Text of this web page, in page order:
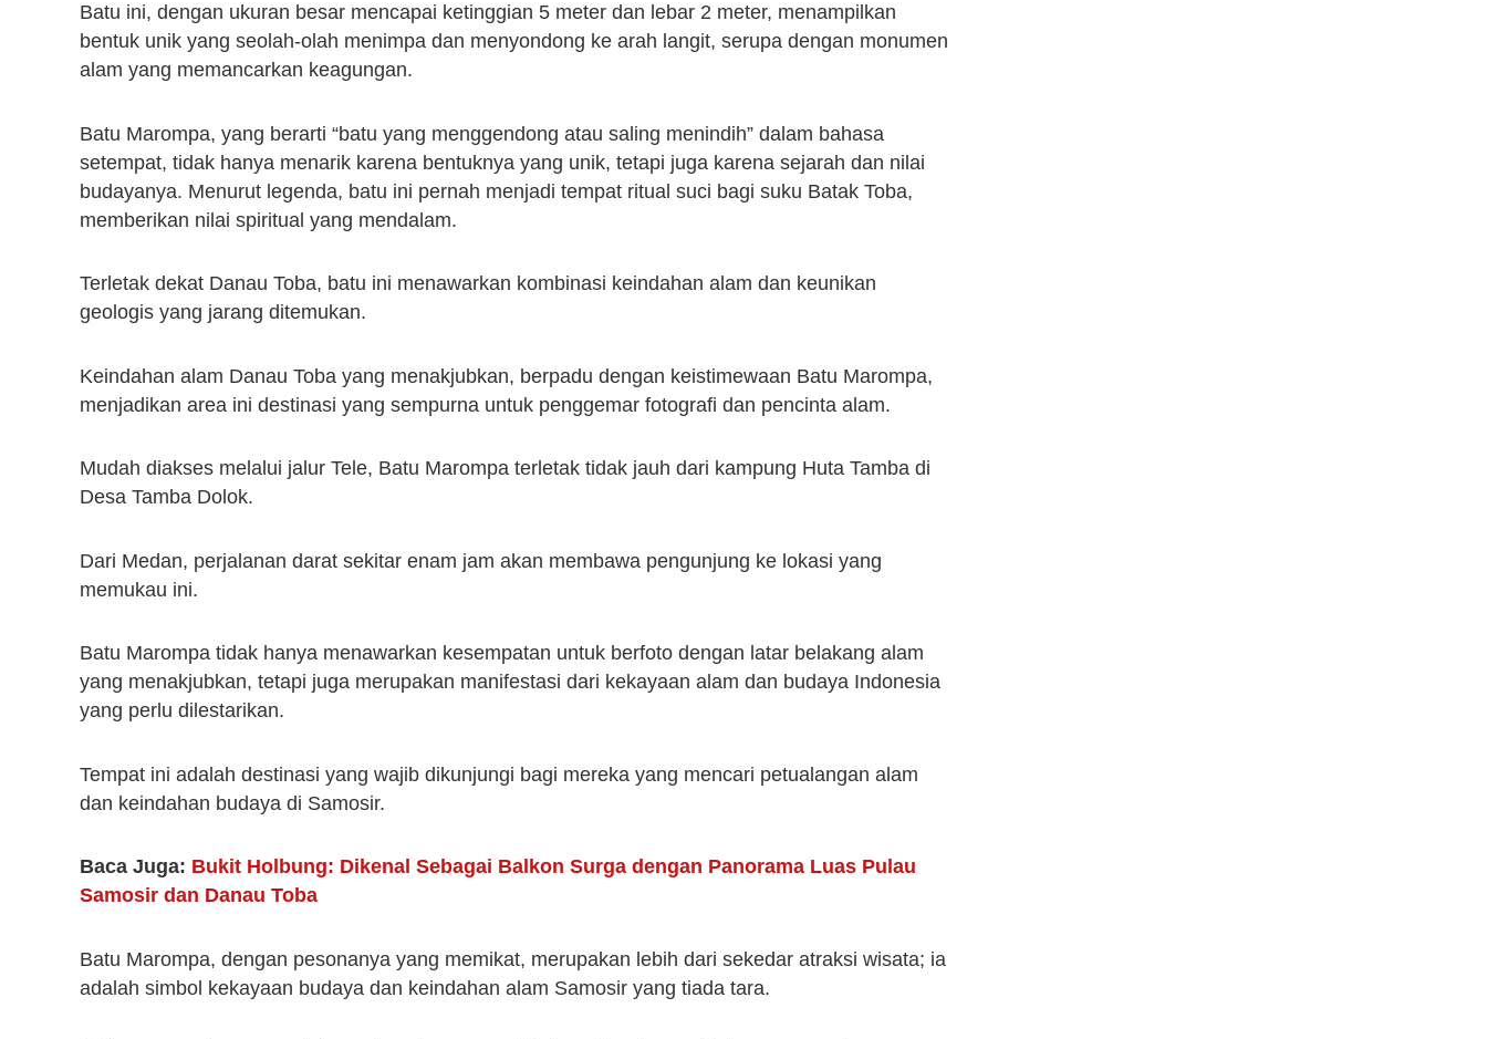
Batu ini, dengan ukuran besar mencapai ketinggian 5 meter dan lebar 2 meter, menampilkan
bentuk unik yang seolah-olah menimpa dan menyondong ke arah langit, serupa dengan monumen
alam yang memancarkan keagungan.
Batu Marompa, yang berarti “batu yang menggendong atau saling menindih” dalam bahasa
setempat, tidak hanya menarik karena bentuknya yang unik, tetapi juga karena sejarah dan nilai
budayanya. Menurut legenda, batu ini pernah menjadi tempat ritual suci bagi suku Batak Toba,
memberikan nilai spiritual yang mendalam.
Terletak dekat Danau Toba, batu ini menawarkan kombinasi keindahan alam dan keunikan
geologis yang jarang ditemukan.
Keindahan alam Danau Toba yang menakjubkan, berpadu dengan keistimewaan Batu Marompa,
menjadikan area ini destinasi yang sempurna untuk penggemar fotografi dan pencinta alam.
Mudah diakses melalui jalur Tele, Batu Marompa terletak tidak jauh dari kampung Huta Tamba di
Desa Tamba Dolok.
Dari Medan, perjalanan darat sekitar enam jam akan membawa pengunjung ke lokasi yang
memukau ini.
Batu Marompa tidak hanya menawarkan kesempatan untuk berfoto dengan latar belakang alam
yang menakjubkan, tetapi juga merupakan manifestasi dari kekayaan alam dan budaya Indonesia
yang perlu dilestarikan.
Tempat ini adalah destinasi yang wajib dikunjungi bagi mereka yang mencari petualangan alam
dan keindahan budaya di Samosir.
Baca Juga: Bukit Holbung: Dikenal Sebagai Balkon Surga dengan Panorama Luas Pulau
Samosir dan Danau Toba
Batu Marompa, dengan pesonanya yang memikat, merupakan lebih dari sekedar atraksi wisata; ia
adalah simbol kekayaan budaya dan keindahan alam Samosir yang tiada tara.